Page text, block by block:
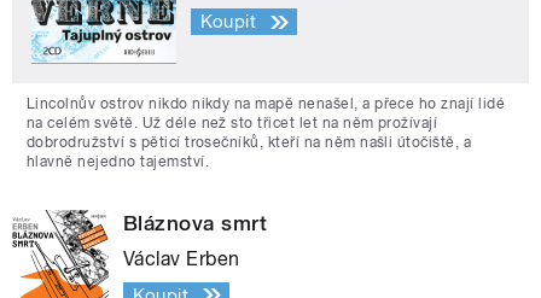
Koupit
Lincolnův ostrov nikdo nikdy na mapě nenašel, a přece ho znají lidé
na celém světě. Už déle než sto třicet let na něm prožívají
dobrodružství s pěticí trosečníků, kteří na něm našli útočiště, a
hlavně nejedno tajemství.
Bláznova smrt
Václav Erben